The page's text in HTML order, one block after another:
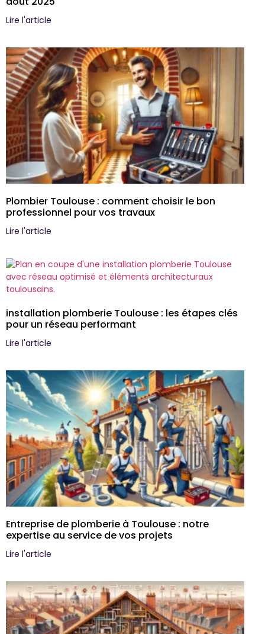
Lire l'article
Plombier Toulouse : comment choisir le bon
professionnel pour vos travaux
Lire l'article
installation plomberie Toulouse : les étapes clés
pour un réseau performant
Lire l'article
Entreprise de plomberie à Toulouse : notre
expertise au service de vos projets
Lire l'article